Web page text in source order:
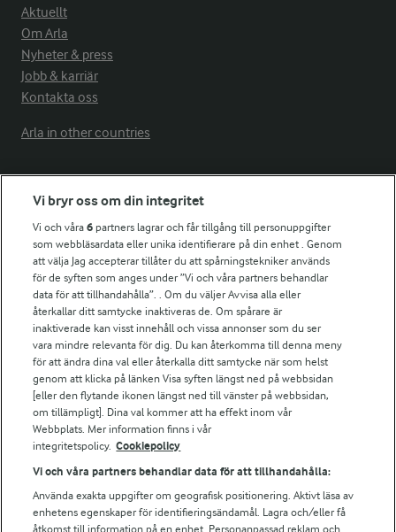
Aktuellt
Om Arla
Nyheter & press
Jobb & karriär
Kontakta oss
Arla in other countries
Fler Arlasajter
För ägare
Arlas kundportal
Arla.com
Falbygdens Ost
Arla webbshop
Bildbank
Följ oss
Vi bryr oss om din integritet
Vi och våra6 partners lagrar och får tillgång till personuppgifter
som webbläsardata eller unika identifierare på din enhet . Genom
att välja Jag accepterar tillåter du att spårningstekniker används
för de syften som anges under ”Vi och våra partners behandlar
data för att tillhandahålla”. . Om du väljer Avvisa alla eller
återkallar ditt samtycke inaktiveras de. Om spårare är
inaktiverade kan visst innehåll och vissa annonser som du ser
vara mindre relevanta för dig. Du kan återkomma till denna meny
för att ändra dina val eller återkalla ditt samtycke när som helst
genom att klicka på länken Visa syften längst ned på webbsidan
[eller den flytande ikonen längst ned till vänster på webbsidan,
om tillämpligt]. Dina val kommer att ha effekt inom vår
Webbplats. Mer information finns i vår
integritetspolicy. Cookiepolicy
Vi och våra partners behandlar data för att tillhandahålla:
Använda exakta uppgifter om geografisk positionering. Aktivt läsa av
enhetens egenskaper för identifieringsändamål. Lagra och/eller få
åtkomst till information på en enhet. Personanpassad reklam och